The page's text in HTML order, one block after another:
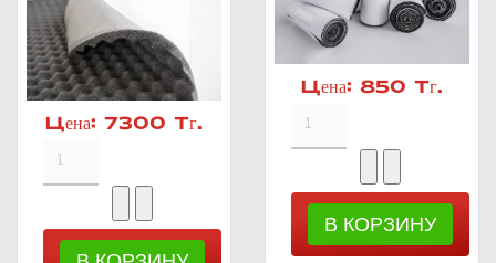
Цена: 7300 Тг.
Цена: 850 Тг.